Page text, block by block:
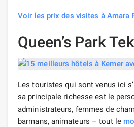
Voir les prix des visites à Amara
Queen’s Park
Les touristes qui sont venus ici
sa principale richesse est le
administrateurs, femmes de
barmans, animateurs – tout le